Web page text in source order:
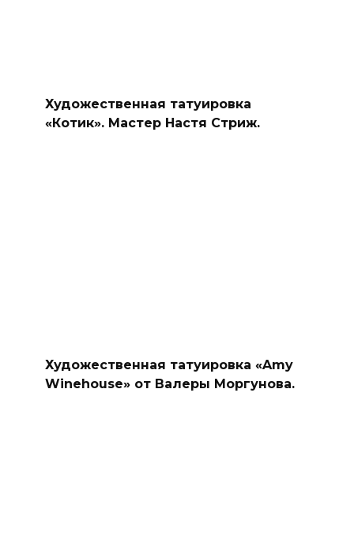
Художественная татуировка
«Котик». Мастер Настя Стриж.
Художественная татуировка «Amy
Winehouse» от Валеры Моргунова.